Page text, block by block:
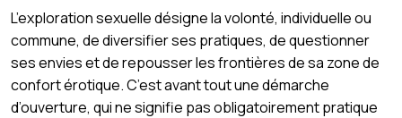
L’exploration sexuelle désigne la volonté, individuelle ou
commune, de diversifier ses pratiques, de questionner
ses envies et de repousser les frontières de sa zone de
confort érotique. C’est avant tout une démarche
d’ouverture, qui ne signifie pas obligatoirement pratique